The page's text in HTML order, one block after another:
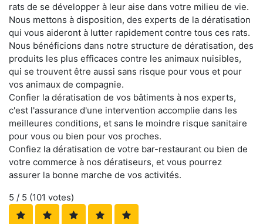
rats de se développer à leur aise dans votre milieu de vie.
Nous mettons à disposition, des experts de la dératisation
qui vous aideront à lutter rapidement contre tous ces rats.
Nous bénéficions dans notre structure de dératisation, des
produits les plus efficaces contre les animaux nuisibles,
qui se trouvent être aussi sans risque pour vous et pour
vos animaux de compagnie.
Confier la dératisation de vos bâtiments à nos experts,
c'est l'assurance d'une intervention accomplie dans les
meilleures conditions, et sans le moindre risque sanitaire
pour vous ou bien pour vos proches.
Confiez la dératisation de votre bar-restaurant ou bien de
votre commerce à nos dératiseurs, et vous pourrez
assurer la bonne marche de vos activités.
5 / 5 (101 votes)